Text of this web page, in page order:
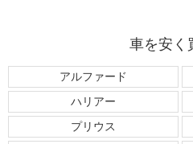
車を安く
アルファード
ハリアー
プリウス